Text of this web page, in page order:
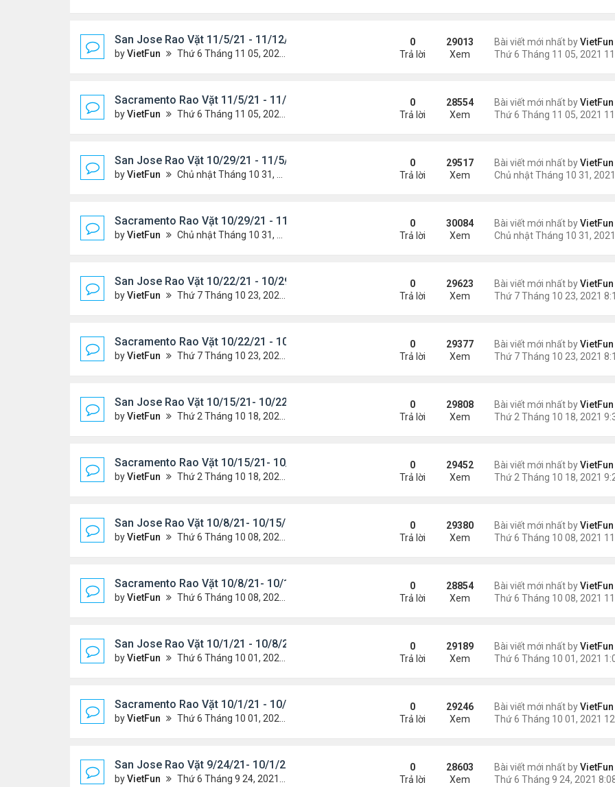
San Jose Rao Vặt 11/5/21 - 11/12/21
byVietFun Thứ 6 Tháng 11 05, 2021 11:39 am
Bài viết mới nhất byVietFun
0
Trả lời
29013
Xem
Sacramento Rao Vặt 11/5/21 - 11/12/21
byVietFun Thứ 6 Tháng 11 05, 2021 11:30 am
Bài viết mới nhất byVietFun
0
Trả lời
28554
Xem
San Jose Rao Vặt 10/29/21 - 11/5/21
byVietFun Chủ nhật Tháng 10 31, 2021 12:19 pm
Bài viết mới nhất byVietFun
0
Trả lời
29517
Xem
Sacramento Rao Vặt 10/29/21 - 11/5/21
byVietFun Chủ nhật Tháng 10 31, 2021 11:59 am
Bài viết mới nhất byVietFun
0
Trả lời
30084
Xem
San Jose Rao Vặt 10/22/21 - 10/29/21
byVietFun Thứ 7 Tháng 10 23, 2021 8:17 am
Bài viết mới nhất byVietFun
0
Trả lời
29623
Xem
Sacramento Rao Vặt 10/22/21 - 10/29/21
byVietFun Thứ 7 Tháng 10 23, 2021 8:10 am
Bài viết mới nhất byVietFun
0
Trả lời
29377
Xem
San Jose Rao Vặt 10/15/21- 10/22/21
byVietFun Thứ 2 Tháng 10 18, 2021 9:32 pm
Bài viết mới nhất byVietFun
0
Trả lời
29808
Xem
Sacramento Rao Vặt 10/15/21- 10/22/21
byVietFun Thứ 2 Tháng 10 18, 2021 9:26 pm
Bài viết mới nhất byVietFun
0
Trả lời
29452
Xem
San Jose Rao Vặt 10/8/21- 10/15/21
byVietFun Thứ 6 Tháng 10 08, 2021 11:27 pm
Bài viết mới nhất byVietFun
0
Trả lời
29380
Xem
Sacramento Rao Vặt 10/8/21- 10/15/21
byVietFun Thứ 6 Tháng 10 08, 2021 11:20 pm
Bài viết mới nhất byVietFun
0
Trả lời
28854
Xem
San Jose Rao Vặt 10/1/21 - 10/8/21
byVietFun Thứ 6 Tháng 10 01, 2021 1:04 pm
Bài viết mới nhất byVietFun
0
Trả lời
29189
Xem
Sacramento Rao Vặt 10/1/21 - 10/8/21
byVietFun Thứ 6 Tháng 10 01, 2021 12:57 pm
Bài viết mới nhất byVietFun
0
Trả lời
29246
Xem
San Jose Rao Vặt 9/24/21- 10/1/21
byVietFun Thứ 6 Tháng 9 24, 2021 8:08 pm
Bài viết mới nhất byVietFun
0
Trả lời
28603
Xem